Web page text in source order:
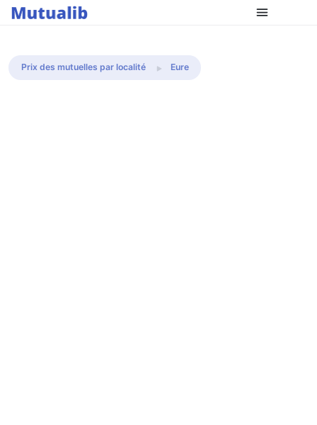
Comparer les mutuelles
Prix des mutuelles par localité Eure